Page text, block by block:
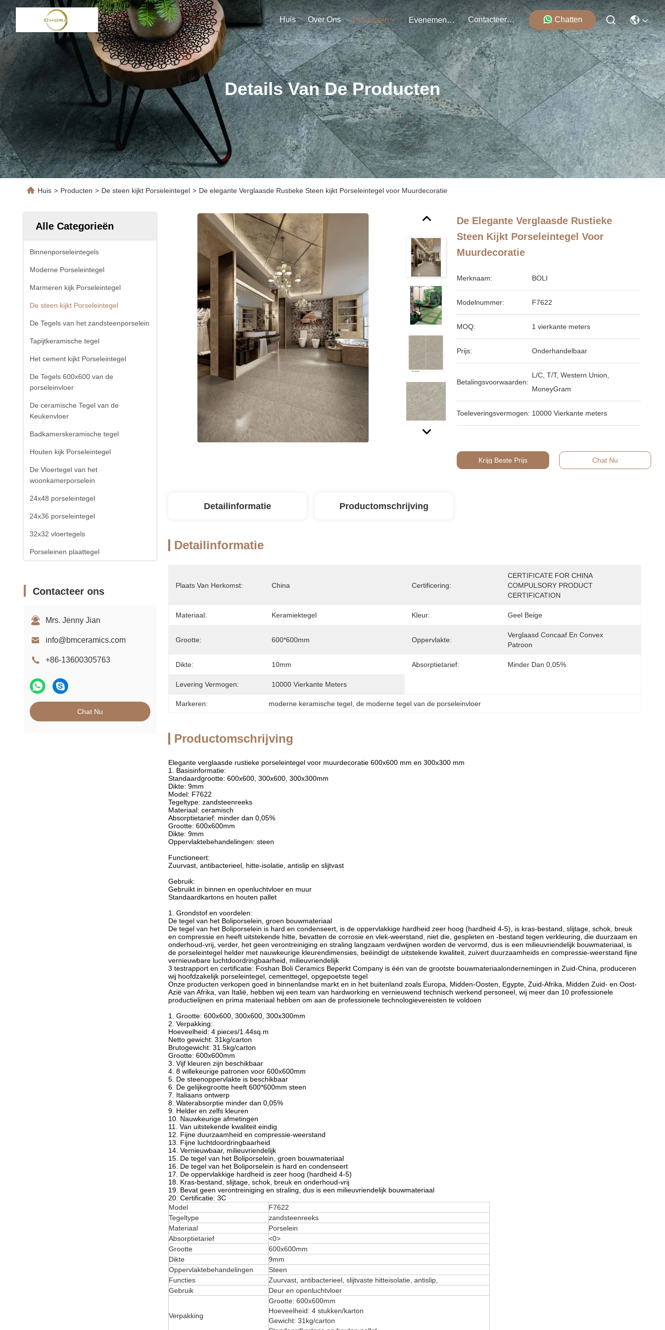
Huis Over Ons Producten Evenementen Contacteer Ons Chatten
Details Van De Producten
Huis > Producten > De steen kijkt Porseleintegel > De elegante Verglaasde Rustieke Steen kijkt Porseleintegel voor Muurdecoratie
Alle Categorieën
Binnenporseleintegels
Moderne Porseleintegel
Marmeren kijk Porseleintegel
De steen kijkt Porseleintegel
De Tegels van het zandsteenporselein
Tapijtkeramische tegel
Het cement kijkt Porseleintegel
De Tegels 600x600 van de
porseleinvloer
De ceramische Tegel van de
Keukenvloer
Badkamerskeramische tegel
Houten kijk Porseleintegel
De Vloertegel van het
woonkamerporselein
24x48 porseleintegel
24x36 porseleintegel
32x32 vloertegels
Porseleinen plaattegel
Contacteer ons
Mrs. Jenny Jian
info@bmceramics.com
+86-13600305763
Chat Nu
De Elegante Verglaasde Rustieke
Steen Kijkt Porseleintegel Voor
Muurdecoratie
Merknaam: BOLI
Modelnummer: F7622
MOQ: 1 vierkante meters
Prijs: Onderhandelbaar
Betalingsvoorwaarden:
L/C, T/T, Western Union,
MoneyGram
Toeleveringsvermogen: 10000 Vierkante meters
Krijg Beste Prijs Chat Nu
Detailinformatie Productomschrijving
Detailinformatie
Plaats Van Herkomst: China Certificering:
CERTIFICATE FOR CHINA
COMPULSORY PRODUCT
CERTIFICATION
Materiaal: Keramiektegel Kleur: Geel Beige
Grootte: 600*600mm Oppervlakte:
Verglaasd Concaaf En Convex
Patroon
Dikte: 10mm Absorptietarief: Minder Dan 0,05%
Levering Vermogen: 10000 Vierkante Meters
Markeren: moderne keramische tegel , de moderne tegel van de porseleinvloer
Productomschrijving
Elegante verglaasde rustieke porseleintegel voor muurdecoratie 600x600 mm en 300x300 mm
1. Basisinformatie:
Standaardgrootte: 600x600, 300x600, 300x300mm
Dikte: 9mm
Model: F7622
Tegeltype: zandsteenreeks
Materiaal: ceramisch
Absorptietarief: minder dan 0,05%
Grootte: 600x600mm
Dikte: 9mm
Oppervlaktebehandelingen: steen
Functioneert:
Zuurvast, antibacterieel, hitte-isolatie, antislip en slijtvast
Gebruik:
Gebruikt in binnen en openluchtvloer en muur
Standaardkartons en houten pallet
1. Grondstof en voordelen:
De tegel van het Boliporselein, groen bouwmateriaal
De tegel van het Boliporselein is hard en condenseert, is de oppervlakkige hardheid zeer hoog (hardheid 4-5), is kras-bestand, slijtage, schok, breuk
en compressie en heeft uitstekende hitte, bevatten de corrosie en vlek-weerstand, niet die, gespleten en -bestand tegen verkleuring, die duurzaam en
onderhoud-vrij, verder, het geen verontreiniging en straling langzaam verdwijnen worden de vervormd, dus is een milieuvriendelijk bouwmateriaal, is
de porseleintegel helder met nauwkeurige kleurendimensies, beëindigt de uitstekende kwaliteit, zuivert duurzaamheids en compressie-weerstand fijne
vernieuwbare luchtdoordringbaarheid, milieuvriendelijk
3 testrapport en certificatie: Foshan Boli Ceramics Beperkt Company is één van de grootste bouwmateriaalondernemingen in Zuid-China, produceren
wij hoofdzakelijk porseleintegel, cementtegel, opgepoetste tegel
Onze producten verkopen goed in binnenlandse markt en in het buitenland zoals Europa, Midden-Oosten, Egypte, Zuid-Afrika, Midden Zuid- en Oost-
Azië van Afrika, van Italië, hebben wij een team van hardworking en vernieuwend technisch werkend personeel, wij meer dan 10 professionele
productielijnen en prima materiaal hebben om aan de professionele technologievereisten te voldoen
1. Grootte: 600x600, 300x600, 300x300mm
2. Verpakking:
Hoeveelheid: 4 pieces/1.44sq.m
Netto gewicht: 31kg/carton
Brutogewicht: 31.5kg/carton
Grootte: 600x600mm
3. Vijf kleuren zijn beschikbaar
4. 8 willekeurige patronen voor 600x600mm
5. De steenoppervlakte is beschikbaar
6. De gelijkegrootte heeft 600*600mm steen
7. Italiaans ontwerp
8. Waterabsorptie minder dan 0,05%
9. Helder en zelfs kleuren
10. Nauwkeurige afmetingen
11. Van uitstekende kwaliteit eindig
12. Fijne duurzaamheid en compressie-weerstand
13. Fijne luchtdoordringbaarheid
14. Vernieuwbaar, milieuvriendelijk
15. De tegel van het Boliporselein, groen bouwmateriaal
16. De tegel van het Boliporselein is hard en condenseert
17. De oppervlakkige hardheid is zeer hoog (hardheid 4-5)
18. Kras-bestand, slijtage, schok, breuk en onderhoud-vrij
19. Bevat geen verontreiniging en straling, dus is een milieuvriendelijk bouwmateriaal
20. Certificatie: 3C
Model
F7622
Tegeltype
zandsteenreeks
Materiaal
Porselein
Absorptietarief
<0>
Grootte
600x600mm
Dikte
9mm
Oppervlaktebehandelingen
Steen
Functies
Zuurvast, antibacterieel, slijtvaste hitteisolatie, antislip,
Gebruik
Deur en openluchtvloer
Verpakking
Grootte: 600x600mm
Hoeveelheid: 4 stukken/karton
Gewicht: 31kg/carton